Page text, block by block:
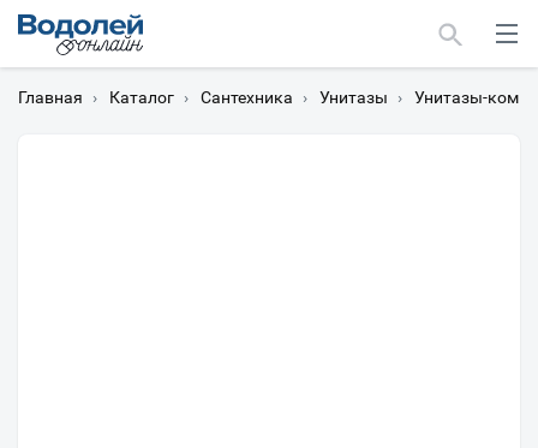
Главная › Каталог › Сантехника › Унитазы › Унитазы-